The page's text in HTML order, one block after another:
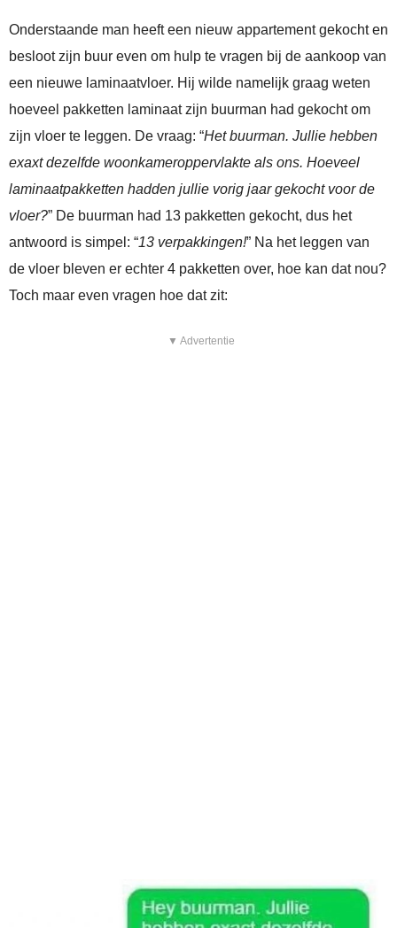
Onderstaande man heeft een nieuw appartement gekocht en
besloot zijn buur even om hulp te vragen bij de aankoop van
een nieuwe laminaatvloer. Hij wilde namelijk graag weten
hoeveel pakketten laminaat zijn buurman had gekocht om
zijn vloer te leggen. De vraag: “Het buurman. Jullie hebben
exaxt dezelfde woonkameroppervlakte als ons. Hoeveel
laminaatpakketten hadden jullie vorig jaar gekocht voor de
vloer?” De buurman had 13 pakketten gekocht, dus het
antwoord is simpel: “13 verpakkingen!” Na het leggen van
de vloer bleven er echter 4 pakketten over, hoe kan dat nou?
Toch maar even vragen hoe dat zit:
▼ Advertentie